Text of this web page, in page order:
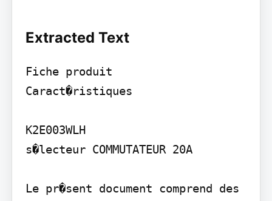
Extracted Text
Fiche produit
Caract�ristiques
K2E003WLH
s�lecteur COMMUTATEUR 20A
Le pr�sent document comprend des